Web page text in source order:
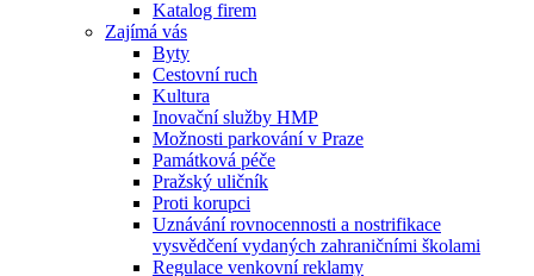
Katalog firem
Zajímá vás
Byty
Cestovní ruch
Kultura
Inovační služby HMP
Možnosti parkování v Praze
Památková péče
Pražský uličník
Proti korupci
Uznávání rovnocennosti a nostrifikace
vysvědčení vydaných zahraničními školami
Regulace venkovní reklamy